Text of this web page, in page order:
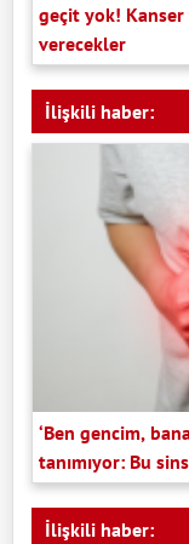
geçit yok! Kanser
verecekler
İlişkili haber:
‘Ben gencim,
tanımıyor: Bu
İlişkili haber: